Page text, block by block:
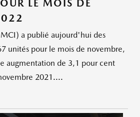
LE MOIS DE
a publié aujourd'hui des
unités pour le mois de novembre,
augmentation de 3,1 pour cent
2021....